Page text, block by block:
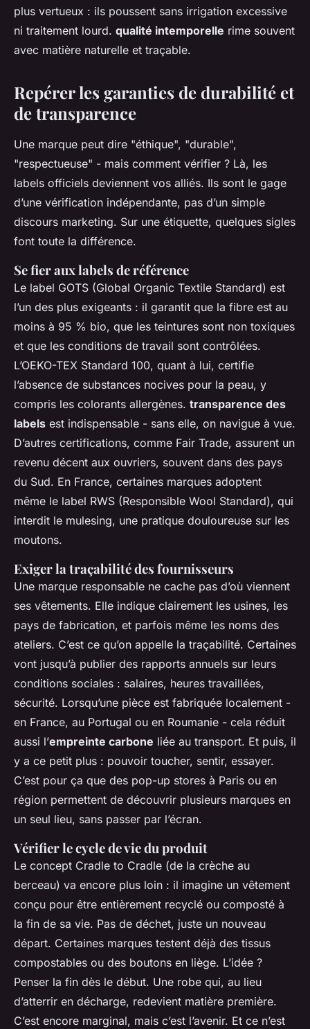
plus vertueux : ils poussent sans irrigation excessive
ni traitement lourd. qualité intemporelle rime souvent
avec matière naturelle et traçable.
Repérer les garanties de durabilité et
de transparence
Une marque peut dire "éthique", "durable",
"respectueuse" - mais comment vérifier ? Là, les
labels officiels deviennent vos alliés. Ils sont le gage
d’une vérification indépendante, pas d’un simple
discours marketing. Sur une étiquette, quelques sigles
font toute la différence.
Se fier aux labels de référence
Le label GOTS (Global Organic Textile Standard) est
l’un des plus exigeants : il garantit que la fibre est au
moins à 95 % bio, que les teintures sont non toxiques
et que les conditions de travail sont contrôlées.
L’OEKO-TEX Standard 100, quant à lui, certifie
l’absence de substances nocives pour la peau, y
compris les colorants allergènes. transparence des
labels est indispensable - sans elle, on navigue à vue.
D’autres certifications, comme Fair Trade, assurent un
revenu décent aux ouvriers, souvent dans des pays
du Sud. En France, certaines marques adoptent
même le label RWS (Responsible Wool Standard), qui
interdit le mulesing, une pratique douloureuse sur les
moutons.
Exiger la traçabilité des fournisseurs
Une marque responsable ne cache pas d’où viennent
ses vêtements. Elle indique clairement les usines, les
pays de fabrication, et parfois même les noms des
ateliers. C’est ce qu’on appelle la traçabilité. Certaines
vont jusqu’à publier des rapports annuels sur leurs
conditions sociales : salaires, heures travaillées,
sécurité. Lorsqu’une pièce est fabriquée localement -
en France, au Portugal ou en Roumanie - cela réduit
aussi l’empreinte carbone liée au transport. Et puis, il
y a ce petit plus : pouvoir toucher, sentir, essayer.
C’est pour ça que des pop-up stores à Paris ou en
région permettent de découvrir plusieurs marques en
un seul lieu, sans passer par l’écran.
Vérifier le cycle de vie du produit
Le concept Cradle to Cradle (de la crèche au
berceau) va encore plus loin : il imagine un vêtement
conçu pour être entièrement recyclé ou composté à
la fin de sa vie. Pas de déchet, juste un nouveau
départ. Certaines marques testent déjà des tissus
compostables ou des boutons en liège. L’idée ?
Penser la fin dès le début. Une robe qui, au lieu
d’atterrir en décharge, redevient matière première.
C’est encore marginal, mais c’est l’avenir. Et ce n’est